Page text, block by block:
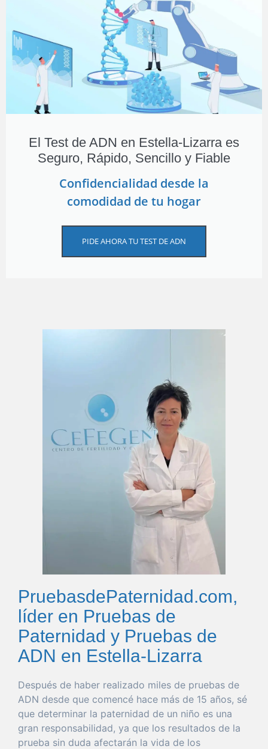
El Test de ADN en Estella-Lizarra es
Seguro, Rápido, Sencillo y Fiable
Confidencialidad desde la
comodidad de tu hogar
PIDE AHORA TU TEST DE ADN
PruebasdePaternidad.com,
líder en Pruebas de
Paternidad y Pruebas de
ADN en Estella-Lizarra
Después de haber realizado miles de pruebas de
ADN desde que comencé hace más de 15 años, sé
que determinar la paternidad de un niño es una
gran responsabilidad, ya que los resultados de la
prueba sin duda afectarán la vida de los